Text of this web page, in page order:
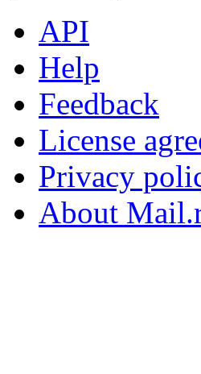
API
Help
Feedback
License
Privacy
About